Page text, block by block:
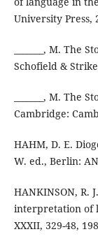
University Press,
_______, M.
Schofield &
_______, M.
Cambridge:
HAHM, D. E.
W. ed., Berlin:
HANKINSON, R.
interpretation of
XXXII, 329-48,